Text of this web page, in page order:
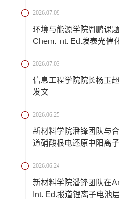
2026.07.09
环境与能源学院周鹏课
Chem. Int. Ed.发表光催
2026.07.03
信息工程学院院长杨玉
发文
2026.06.25
新材料学院潘锋团队与
道硝酸根电还原中阳离
2026.06.24
新材料学院潘锋团队在
Int. Ed.报道锂离子电池